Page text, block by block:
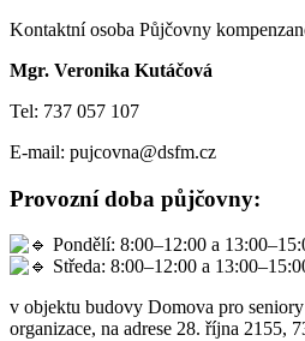
Kontaktní osoba Půjčovny
Mgr. Veronika Kutáčová
Tel: 737 057 107
E-mail: pujcovna@dsfm.cz
Provozní doba půjčovny:
Pondělí: 8:00–12:00 a
Středa: 8:00–12:00 a
v objektu budovy Domova pro
organizace, na adrese 28. října 2155,